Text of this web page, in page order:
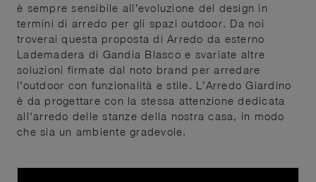
è sempre sensibile all’evoluzione del design in
termini di arredo per gli spazi outdoor. Da noi
troverai questa proposta di Arredo da esterno
Lademadera di Gandia Blasco e svariate altre
soluzioni firmate dal noto brand per arredare
l’outdoor con funzionalità e stile. L’Arredo Giardino
è da progettare con la stessa attenzione dedicata
all'arredo delle stanze della nostra casa, in modo
che sia un ambiente gradevole.